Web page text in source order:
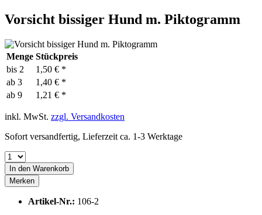
Vorsicht bissiger Hund m. Piktogramm
Menge Stückpreis
bis 2
1,50 € *
ab 3
1,40 € *
ab 9 1,21 € *
inkl. MwSt. zzgl. Versandkosten
Sofort versandfertig, Lieferzeit ca. 1-3 Werktage
In den Warenkorb
Merken
Artikel-Nr.: 106-2